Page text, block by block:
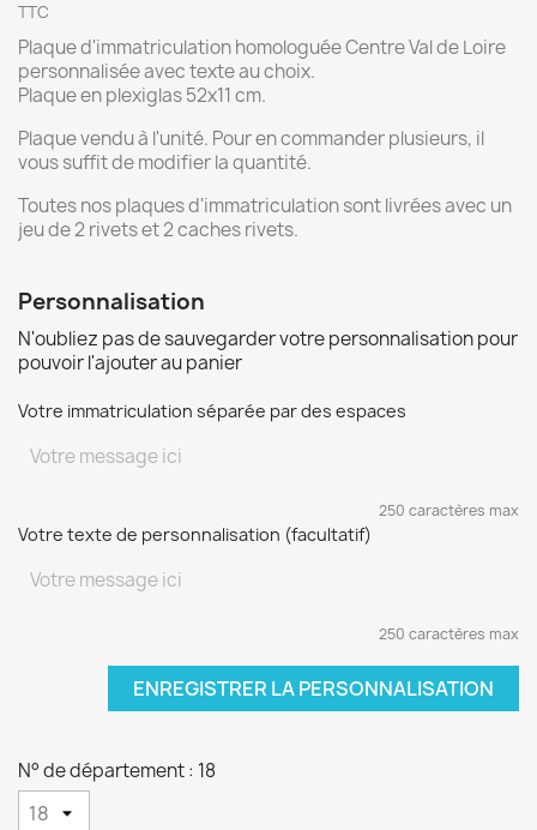
TTC
Plaque d'immatriculation homologuée Centre Val de Loire
personnalisée avec texte au choix.
Plaque en plexiglas 52x11 cm.
Plaque vendu à l'unité. Pour en commander plusieurs, il
vous suffit de modifier la quantité.
Toutes nos plaques d'immatriculation sont livrées avec un
jeu de 2 rivets et 2 caches rivets.
Personnalisation
N'oubliez pas de sauvegarder votre personnalisation pour
pouvoir l'ajouter au panier
Votre immatriculation séparée par des espaces
250 caractères max
Votre texte de personnalisation (facultatif)
250 caractères max
ENREGISTRER LA PERSONNALISATION
N° de département : 18